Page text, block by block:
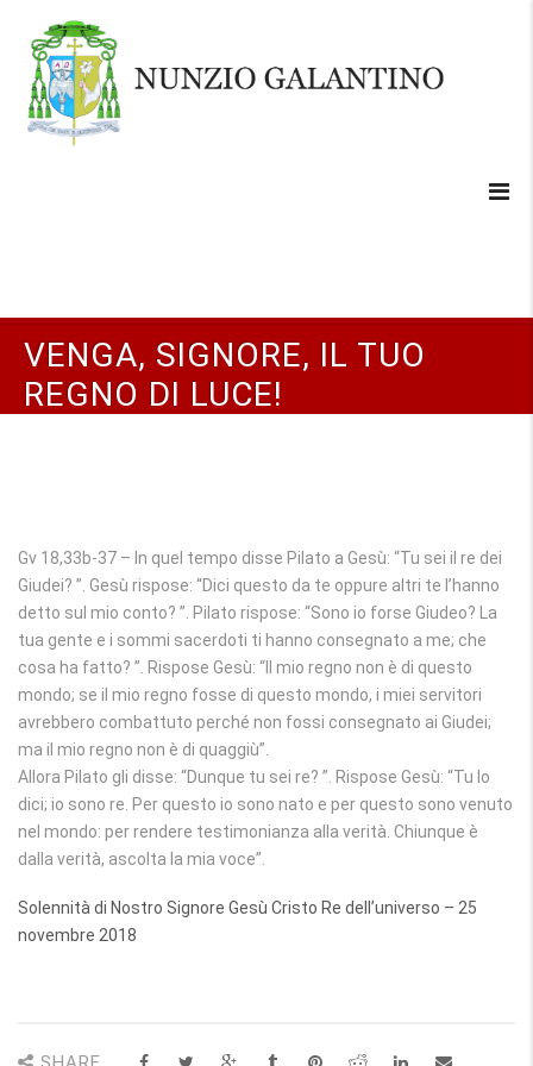
VENGA, SIGNORE, IL TUO
REGNO DI LUCE!
Gv 18,33b-37 – In quel tempo disse Pilato a Gesù: “Tu sei il re dei
Giudei? ”. Gesù rispose: “Dici questo da te oppure altri te l’hanno
detto sul mio conto? ”. Pilato rispose: “Sono io forse Giudeo? La
tua gente e i sommi sacerdoti ti hanno consegnato a me; che
cosa ha fatto? ”. Rispose Gesù: “Il mio regno non è di questo
mondo; se il mio regno fosse di questo mondo, i miei servitori
avrebbero combattuto perché non fossi consegnato ai Giudei;
ma il mio regno non è di quaggiù”.
Allora Pilato gli disse: “Dunque tu sei re? ”. Rispose Gesù: “Tu lo
dici; io sono re. Per questo io sono nato e per questo sono venuto
nel mondo: per rendere testimonianza alla verità. Chiunque è
dalla verità, ascolta la mia voce”.
Solennità di Nostro Signore Gesù Cristo Re dell’universo – 25
novembre 2018